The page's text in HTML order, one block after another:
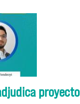
proyecto